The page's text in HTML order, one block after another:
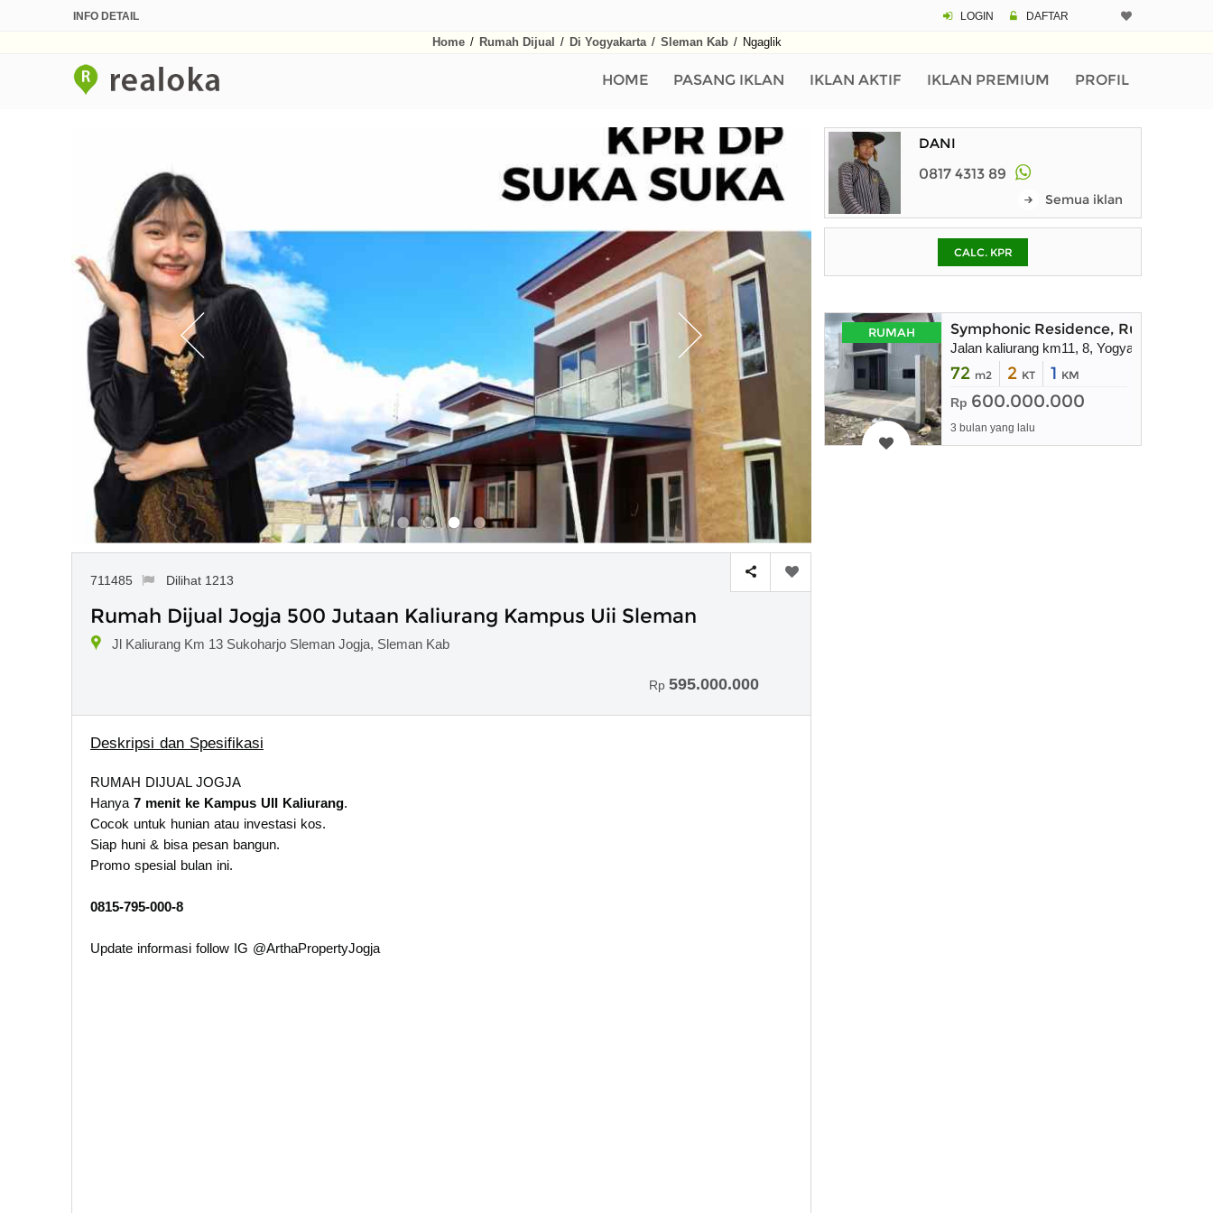
INFO DETAIL LOGIN DAFTAR
Home / Rumah Dijual / Di Yogyakarta / Sleman Kab / Ngaglik
HOME PASANG IKLAN IKLAN AKTIF IKLAN PREMIUM PROFIL
711485 Dilihat 1213
Rumah Dijual Jogja 500 Jutaan Kaliurang Kampus Uii Sleman
Jl Kaliurang Km 13 Sukoharjo Sleman Jogja, Sleman Kab
Rp 595.000.000
Deskripsi dan Spesifikasi
RUMAH DIJUAL JOGJA
Hanya 7 menit ke Kampus UII Kaliurang.
Cocok untuk hunian atau investasi kos.
Siap huni & bisa pesan bangun.
Promo spesial bulan ini.
0815-795-000-8
Update informasi follow IG @ArthaPropertyJogja
Pinjaman (PIN)
pada kotak-
DANI
0817 4313 89
Semua iklan
CALC. KPR
RUMAH Symphonic Residence, Rumah
Jalan kaliurang km11, 8, Yogyakarta
72 m2 2 KT 1 KM
Rp 600.000.000
3 bulan yang lalu